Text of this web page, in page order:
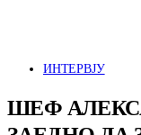
ИНТЕРВЈУ
ШЕФ